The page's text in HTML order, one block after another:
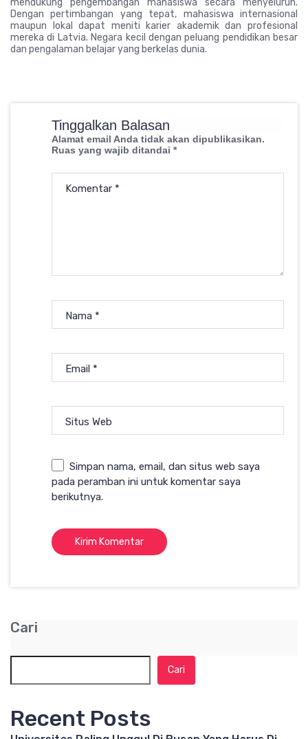
mendukung pengembangan mahasiswa secara menyeluruh.
Dengan pertimbangan yang tepat, mahasiswa internasional
maupun lokal dapat meniti karier akademik dan profesional
mereka di Latvia. Negara kecil dengan peluang pendidikan besar
dan pengalaman belajar yang berkelas dunia.
Tinggalkan Balasan
Alamat email Anda tidak akan dipublikasikan.
Ruas yang wajib ditandai *
Komentar *
Nama *
Email *
Situs Web
Simpan nama, email, dan situs web saya
pada peramban ini untuk komentar saya
berikutnya.
Cari
Cari
Recent Posts